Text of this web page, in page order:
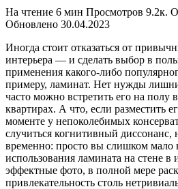
На чтение 6 мин Просмотров 9.2к.
Обновлено 30.04.2023
Иногда стоит отказаться от
интерьера — и сделать выбор в
применения какого-либо
примеру, ламинат. Нет нужды
часто можно встретить его на полу
квартирах. А что, если разместить
моменте у непоколебимых
случиться когнитивный диссонанс,
временно: просто вы слишком мало
использования ламината на стене
эффектные фото, в полной мере
привлекательность столь